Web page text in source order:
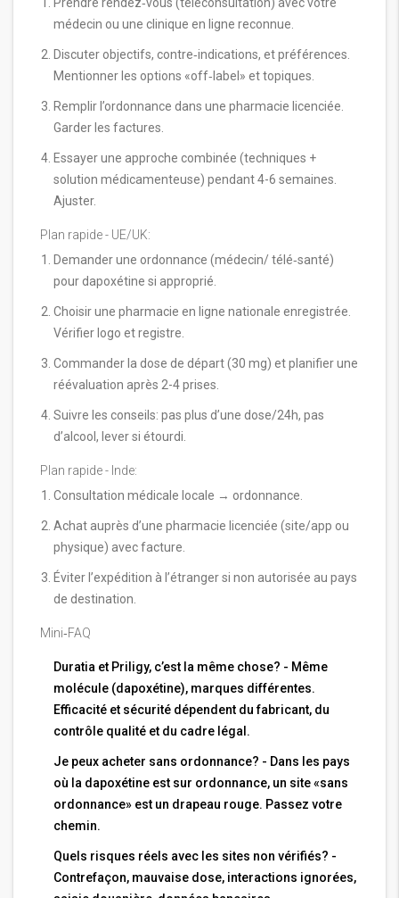
médecin ou une clinique en ligne reconnue.
Discuter objectifs, contre‑indications, et préférences.
Mentionner les options «off‑label» et topiques.
Remplir l’ordonnance dans une pharmacie licenciée.
Garder les factures.
Essayer une approche combinée (techniques +
solution médicamenteuse) pendant 4-6 semaines.
Ajuster.
Plan rapide - UE/UK:
Demander une ordonnance (médecin/ télé‑santé)
pour dapoxétine si approprié.
Choisir une pharmacie en ligne nationale enregistrée.
Vérifier logo et registre.
Commander la dose de départ (30 mg) et planifier une
réévaluation après 2-4 prises.
Suivre les conseils: pas plus d’une dose/24h, pas
d’alcool, lever si étourdi.
Plan rapide - Inde:
Consultation médicale locale → ordonnance.
Achat auprès d’une pharmacie licenciée (site/app ou
physique) avec facture.
Éviter l’expédition à l’étranger si non autorisée au pays
de destination.
Mini‑FAQ
Duratia et Priligy, c’est la même chose? - Même
molécule (dapoxétine), marques différentes.
Efficacité et sécurité dépendent du fabricant, du
contrôle qualité et du cadre légal.
Je peux acheter sans ordonnance? - Dans les pays
où la dapoxétine est sur ordonnance, un site «sans
ordonnance» est un drapeau rouge. Passez votre
chemin.
Quels risques réels avec les sites non vérifiés? -
Contrefaçon, mauvaise dose, interactions ignorées,